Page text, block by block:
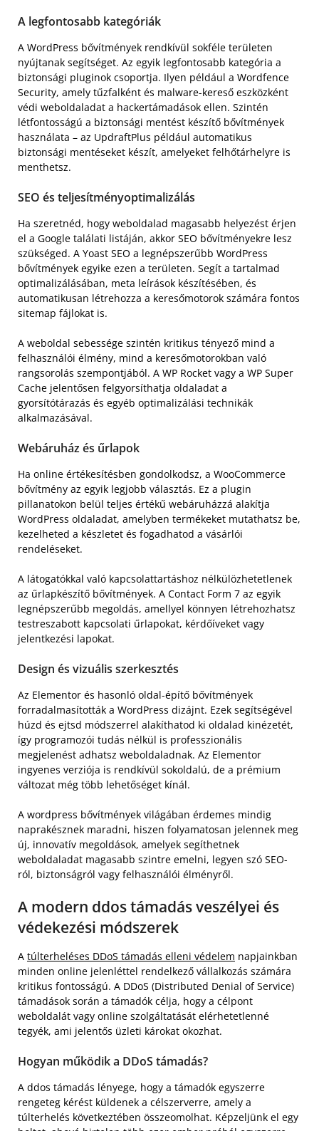
A legfontosabb kategóriák
A WordPress bővítmények rendkívül sokféle területen
nyújtanak segítséget. Az egyik legfontosabb kategória a
biztonsági pluginok csoportja. Ilyen például a Wordfence
Security, amely tűzfalként és malware-kereső eszközként
védi weboldaladat a hackertámadások ellen. Szintén
létfontosságú a biztonsági mentést készítő bővítmények
használata – az UpdraftPlus például automatikus
biztonsági mentéseket készít, amelyeket felhőtárhelyre is
menthetsz.
SEO és teljesítményoptimalizálás
Ha szeretnéd, hogy weboldalad magasabb helyezést érjen
el a Google találati listáján, akkor SEO bővítményekre lesz
szükséged. A Yoast SEO a legnépszerűbb WordPress
bővítmények egyike ezen a területen. Segít a tartalmad
optimalizálásában, meta leírások készítésében, és
automatikusan létrehozza a keresőmotorok számára fontos
sitemap fájlokat is.
A weboldal sebessége szintén kritikus tényező mind a
felhasználói élmény, mind a keresőmotorokban való
rangsorolás szempontjából. A WP Rocket vagy a WP Super
Cache jelentősen felgyorsíthatja oldaladat a
gyorsítótárazás és egyéb optimalizálási technikák
alkalmazásával.
Webáruház és űrlapok
Ha online értékesítésben gondolkodsz, a WooCommerce
bővítmény az egyik legjobb választás. Ez a plugin
pillanatokon belül teljes értékű webáruházzá alakítja
WordPress oldaladat, amelyben termékeket mutathatsz be,
kezelheted a készletet és fogadhatod a vásárlói
rendeléseket.
A látogatókkal való kapcsolattartáshoz nélkülözhetetlenek
az űrlapkészítő bővítmények. A Contact Form 7 az egyik
legnépszerűbb megoldás, amellyel könnyen létrehozhatsz
testreszabott kapcsolati űrlapokat, kérdőíveket vagy
jelentkezési lapokat.
Design és vizuális szerkesztés
Az Elementor és hasonló oldal-építő bővítmények
forradalmasították a WordPress dizájnt. Ezek segítségével
húzd és ejtsd módszerrel alakíthatod ki oldalad kinézetét,
így programozói tudás nélkül is professzionális
megjelenést adhatsz weboldaladnak. Az Elementor
ingyenes verziója is rendkívül sokoldalú, de a prémium
változat még több lehetőséget kínál.
A wordpress bővítmények világában érdemes mindig
naprakésznek maradni, hiszen folyamatosan jelennek meg
új, innovatív megoldások, amelyek segíthetnek
weboldaladat magasabb szintre emelni, legyen szó SEO-
ról, biztonságról vagy felhasználói élményről.
A modern ddos támadás veszélyei és
védekezési módszerek
A túlterheléses DDoS támadás elleni védelem napjainkban
minden online jelenléttel rendelkező vállalkozás számára
kritikus fontosságú. A DDoS (Distributed Denial of Service)
támadások során a támadók célja, hogy a célpont
weboldalát vagy online szolgáltatását elérhetetlenné
tegyék, ami jelentős üzleti károkat okozhat.
Hogyan működik a DDoS támadás?
A ddos támadás lényege, hogy a támadók egyszerre
rengeteg kérést küldenek a célszerverre, amely a
túlterhelés következtében összeomolhat. Képzeljünk el egy